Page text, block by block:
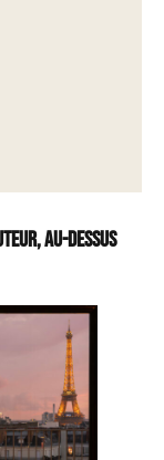
au-dessus